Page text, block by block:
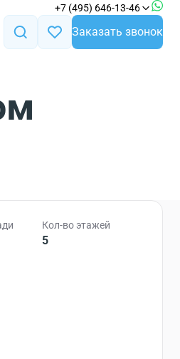
+7 (495) 646-13-46
Заказать звонок
Кол-во этажей
5